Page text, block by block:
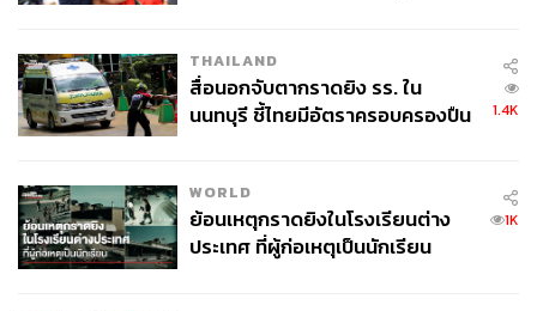
THAILAND
สื่อนอกจับตากราดยิง รร. ใน
นนทบุรี ชี้ไทยมีอัตราครอบครองปืน
1.4K
WORLD
ย้อนเหตุกราดยิงในโรงเรียนต่าง
ประเทศ ที่ผู้ก่อเหตุเป็นนักเรียน
1K